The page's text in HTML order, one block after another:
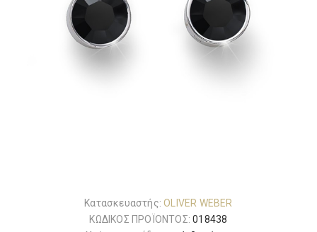
Κατασκευαστής: OLIVER WEBER
ΚΩΔΙΚΟΣ ΠΡΟΪΟΝΤΟΣ: 018438